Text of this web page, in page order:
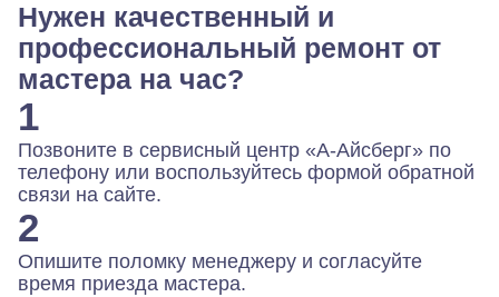
Нужен качественный и
профессиональный ремонт от
мастера на час?
1
Позвоните в сервисный центр «А-Айсберг» по
телефону или воспользуйтесь формой обратной
связи на сайте.
2
Опишите поломку менеджеру и согласуйте
время приезда мастера.